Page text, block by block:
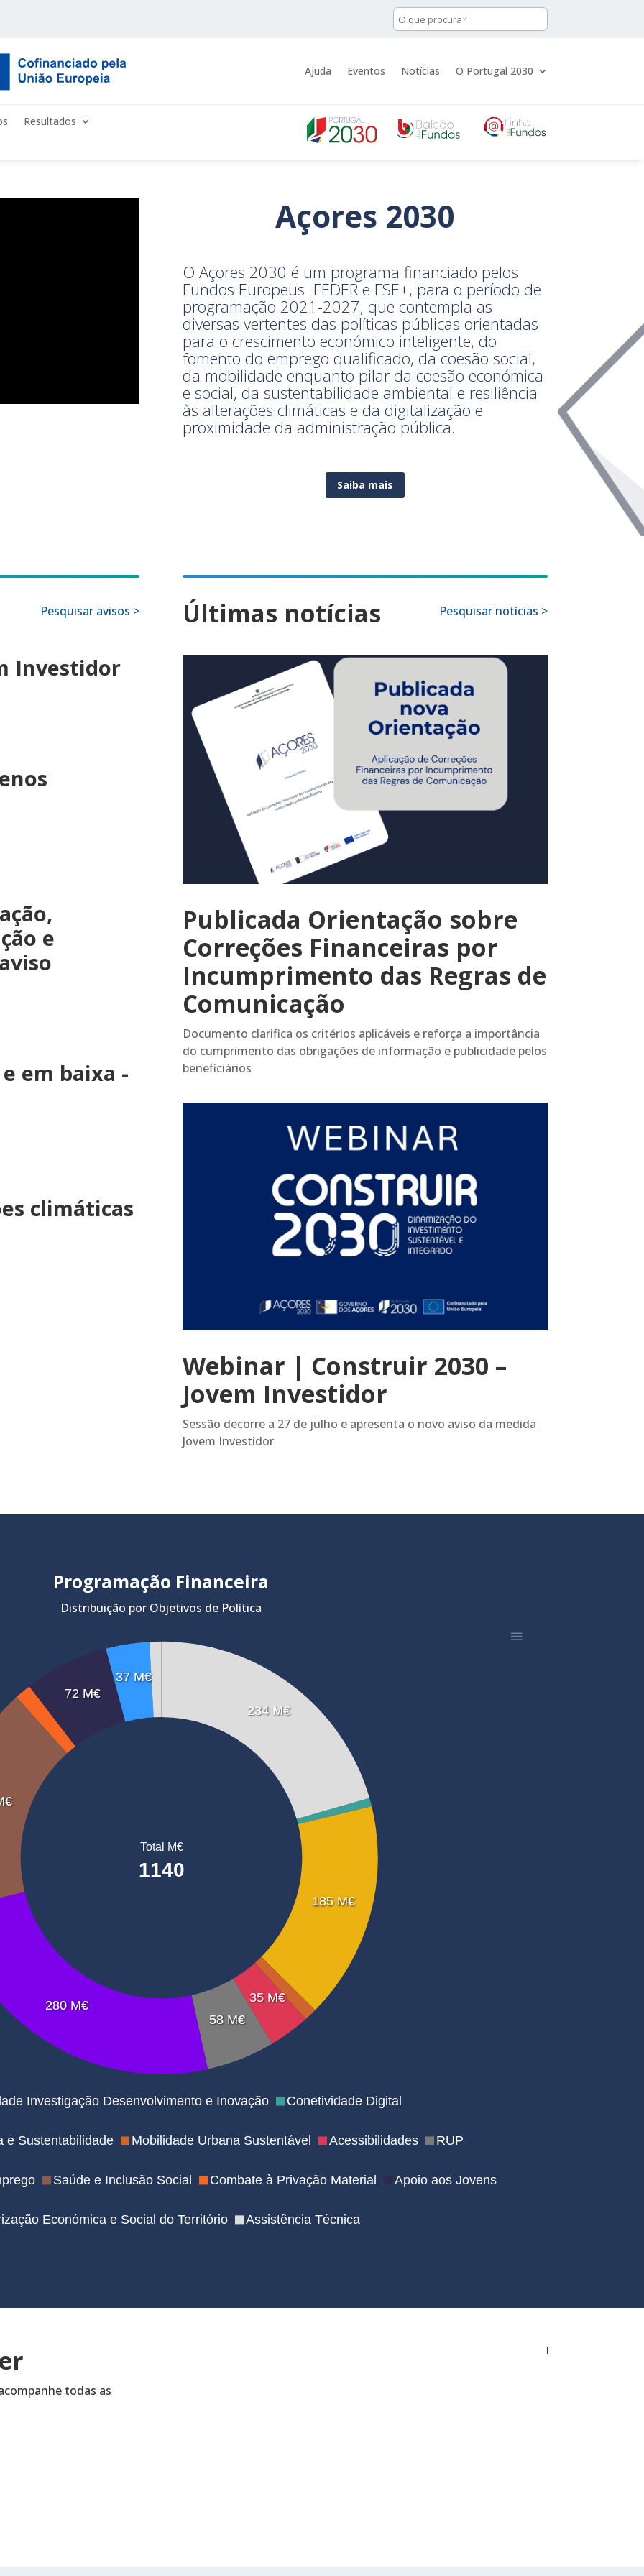
Ajuda Eventos Notícias O Portugal 2030
Resultados
Açores 2030
O Açores 2030 é um programa financiado pelos
Fundos Europeus FEDER e FSE+, para o período de
programação 2021-2027, que contempla as
diversas vertentes das políticas públicas orientadas
para o crescimento económico inteligente, do
fomento do emprego qualificado, da coesão social,
da mobilidade enquanto pilar da coesão económica
e social, da sustentabilidade ambiental e resiliência
às alterações climáticas e da digitalização e
proximidade da administração pública.
Saiba mais
Pesquisar avisos >
Investidor
e
em baixa -
climáticas
Últimas notícias Pesquisar notícias >
Publicada Orientação sobre
Correções Financeiras por
Incumprimento das Regras de
Comunicação
Documento clarifica os critérios aplicáveis e reforça a importância
do cumprimento das obrigações de informação e publicidade pelos
beneficiários
Webinar | Construir 2030 –
Jovem Investidor
Sessão decorre a 27 de julho e apresenta o novo aviso da medida
Jovem Investidor
Programação Financeira
Distribuição por Objetivos de Política
Investigação Desenvolvimento e Inovação Conetividade Digital
e Sustentabilidade Mobilidade Urbana Sustentável Acessibilidades RUP
Saúde e Inclusão Social Combate à Privação Material Apoio aos Jovens
Económica e Social do Território Assistência Técnica
234 M€
185 M€
35 M€
58 M€
280 M€
72 M€
37 M€
Total M€
1140
todas as